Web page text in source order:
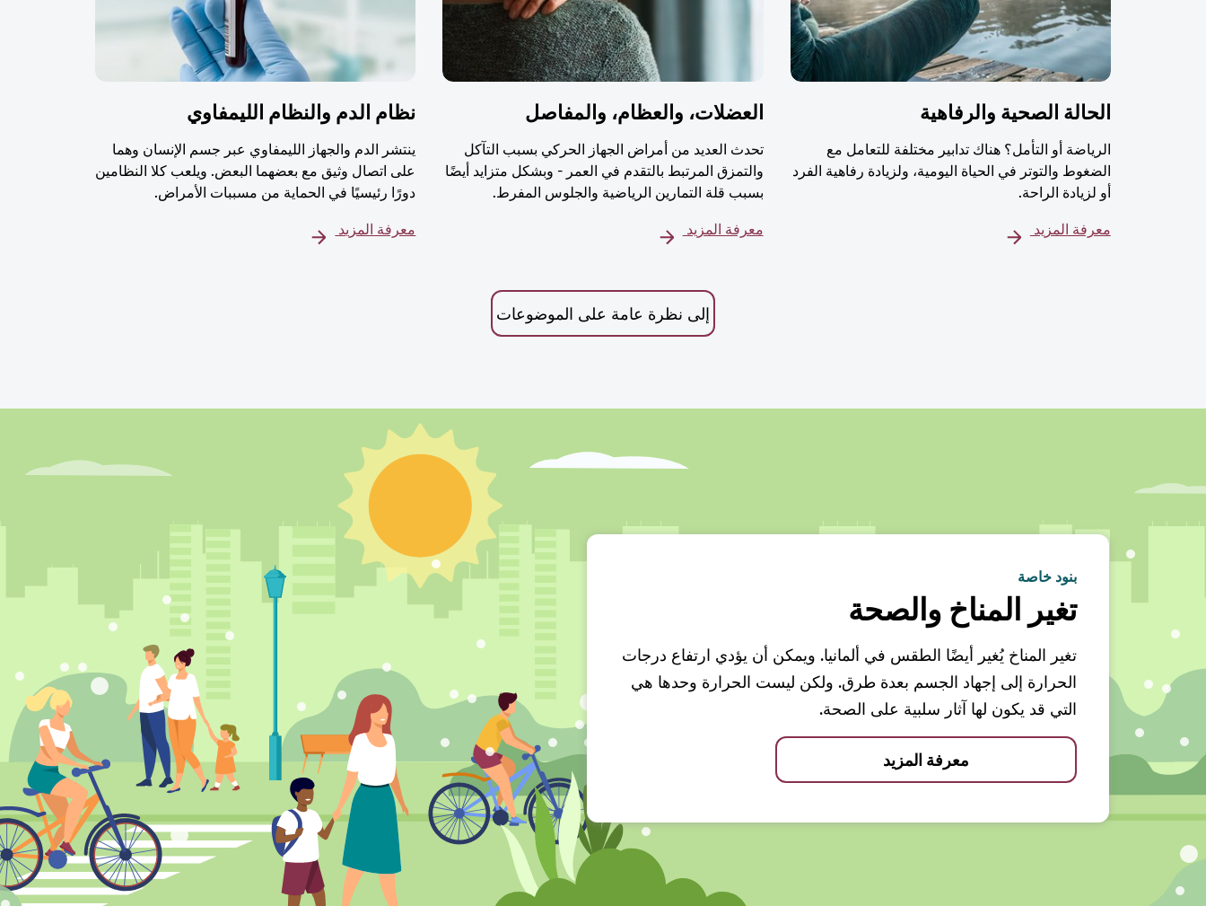
الحالة الصحية والرفاهية
الرياضة أو التأمل؟ هناك تدابير مختلفة للتعامل مع
الضغوط والتوتر في الحياة اليومية، ولزيادة رفاهية الفرد
أو لزيادة الراحة.
معرفة المزيد
العضلات، والعظام، والمفاصل
تحدث العديد من أمراض الجهاز الحركي بسبب التآكل
والتمزق المرتبط بالتقدم في العمر - وبشكل متزايد أيضًا
بسبب قلة التمارين الرياضية والجلوس المفرط.
معرفة المزيد
نظام الدم والنظام الليمفاوي
ينتشر الدم والجهاز الليمفاوي عبر جسم الإنسان وهما
على اتصال وثيق مع بعضهما البعض. ويلعب كلا النظامين
دورًا رئيسيًا في الحماية من مسببات الأمراض.
معرفة المزيد
إلى نظرة عامة على الموضوعات
بنود خاصة
تغير المناخ والصحة
تغير المناخ يُغير أيضًا الطقس في ألمانيا. ويمكن أن يؤدي ارتفاع درجات
الحرارة إلى إجهاد الجسم بعدة طرق. ولكن ليست الحرارة وحدها هي
التي قد يكون لها آثار سلبية على الصحة.
معرفة المزيد